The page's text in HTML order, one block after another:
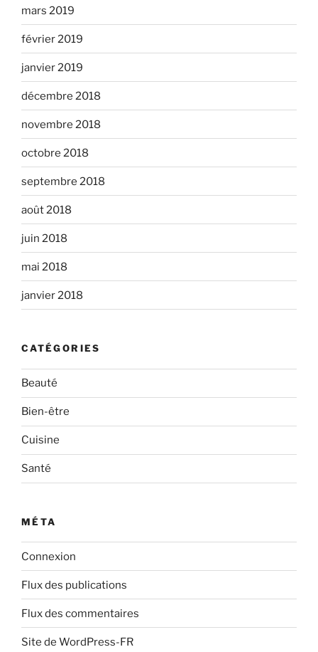
mars 2019
février 2019
janvier 2019
décembre 2018
novembre 2018
octobre 2018
septembre 2018
août 2018
juin 2018
mai 2018
janvier 2018
CATÉGORIES
Beauté
Bien-être
Cuisine
Santé
MÉTA
Connexion
Flux des publications
Flux des commentaires
Site de WordPress-FR